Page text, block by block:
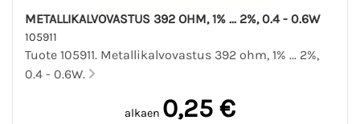
METALLIKALVOVASTUS 392 OHM, 1% ... 2%, 0.4 - 0.6W
105911
Tuote 105911. Metallikalvovastus 392 ohm, 1% ... 2%,
0.4 - 0.6W.
alkaen 0,25 €